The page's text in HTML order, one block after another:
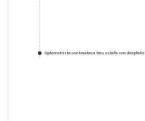
Optometrista contraataca tras estafa con deepfake